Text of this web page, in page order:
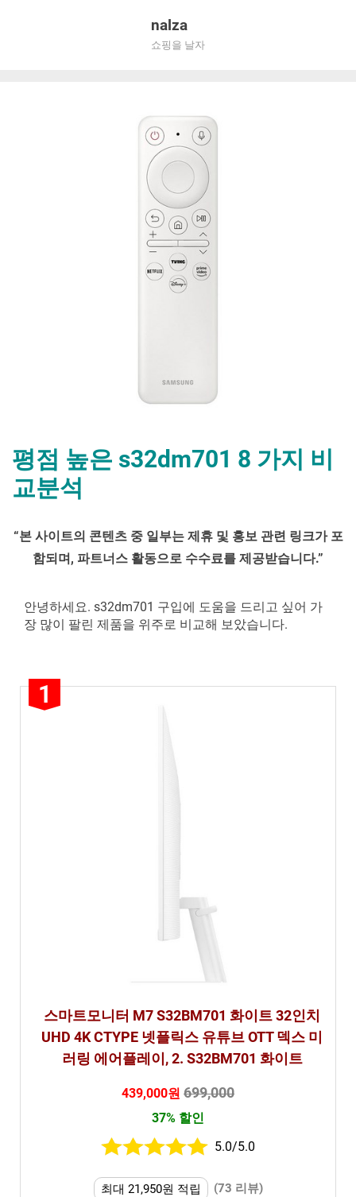
nalza
쇼핑을 날자
평점 높은 s32dm701 8 가지 비
교분석
on
점
높
지
비
석
“본 사이트의 콘텐츠 중 일부는 제휴 및 홍보 관련 링크가 포
함되며, 파트너스 활동으로 수수료를 제공받습니다.”
안녕하세요. s32dm701 구입에 도움을 드리고 싶어 가
장 많이 팔린 제품을 위주로 비교해 보았습니다.
1
스마트모니터 M7 S32BM701 화이트 32인치
UHD 4K CTYPE 넷플릭스 유튜브 OTT 덱스 미
러링 에어플레이, 2. S32BM701 화이트
439,000원 699,000
37% 할인
5.0/5.0
최대 21,950원 적립 (73 리뷰)